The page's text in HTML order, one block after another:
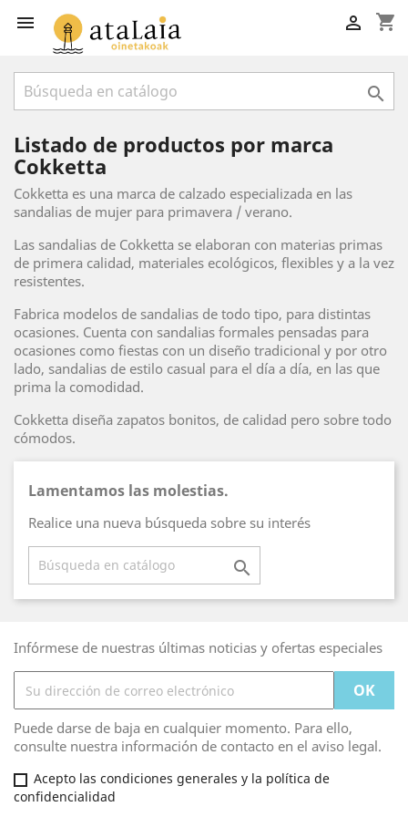
 shopping_cart


Listado de productos por marca
Cokketta
Cokketta es una marca de calzado especializada en las
sandalias de mujer para primavera / verano.
Las sandalias de Cokketta se elaboran con materias primas
de primera calidad, materiales ecológicos, flexibles y a la vez
resistentes.
Fabrica modelos de sandalias de todo tipo, para distintas
ocasiones. Cuenta con sandalias formales pensadas para
ocasiones como fiestas con un diseño tradicional y por otro
lado, sandalias de estilo casual para el día a día, en las que
prima la comodidad.
Cokketta diseña zapatos bonitos, de calidad pero sobre todo
cómodos.
Lamentamos las molestias.
Realice una nueva búsqueda sobre su interés

Infórmese de nuestras últimas noticias y ofertas especiales
Puede darse de baja en cualquier momento. Para ello,
consulte nuestra información de contacto en el aviso legal.
Acepto las condiciones generales y la política de
confidencialidad